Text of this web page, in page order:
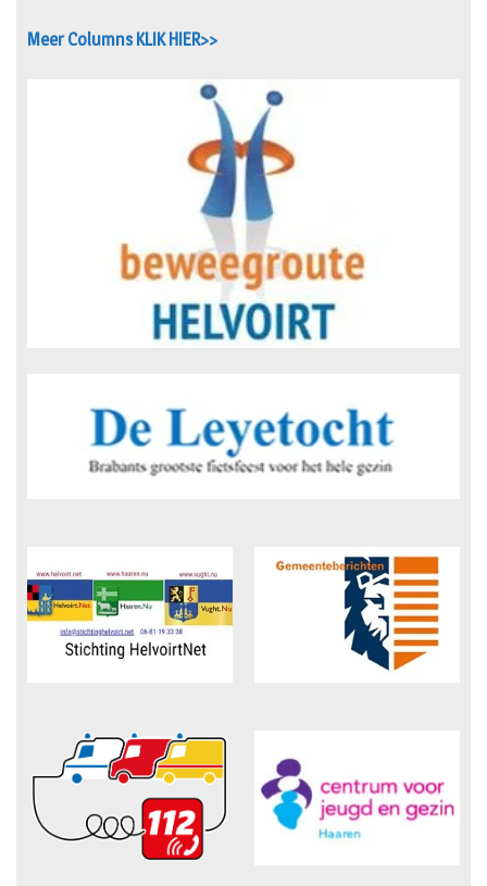
Meer Columns KLIK HIER>>